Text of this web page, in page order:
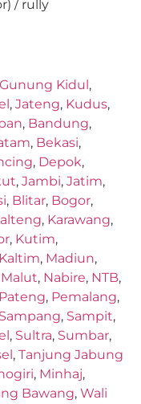
/ rully
Gunung Kidul ,
, Jateng, Kudus,
, Bandung,
, Bekasi,
, Depok,
, Jambi, Jatim,
, Blitar, Bogor,
, Karawang,
, Kutim,
Kaltim, Madiun,
Malut, Nabire, NTB,
Pateng, Pemalang,
Sampang, Sampit,
, Sultra, Sumbar,
, Tanjung Jabung
, Minhaj,
Bawang, Wali